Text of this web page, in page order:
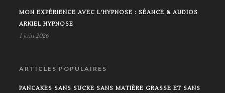
MON EXPÉRIENCE AVEC L'HYPNOSE : SÉANCE & AUDIOS
ARKIEL HYPNOSE
1 juin 2026
ARTICLES POPULAIRES
PANCAKES SANS SUCRE SANS MATIÈRE GRASSE ET SANS